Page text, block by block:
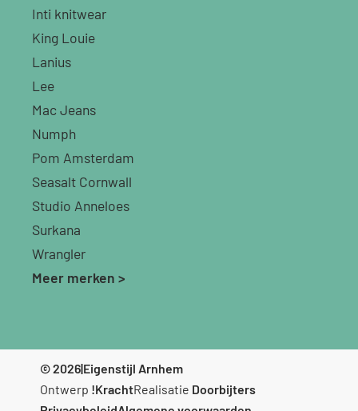
Inti knitwear
King Louie
Lanius
Lee
Mac Jeans
Numph
Pom Amsterdam
Seasalt Cornwall
Studio Anneloes
Surkana
Wrangler
Meer merken >
© 2026|Eigenstijl Arnhem
Ontwerp !KrachtRealisatie Doorbijters